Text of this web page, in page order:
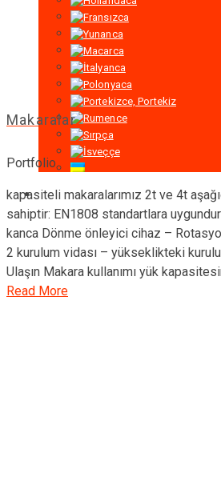
Makaralar
Portfolio
kapasiteli makaralarımız 2t ve 4t
sahiptir: EN1808 standartlara
kanca Dönme önleyici cihaz –
2 kurulum vidası – yükseklikteki
Ulaşın Makara kullanımı yük
Read More